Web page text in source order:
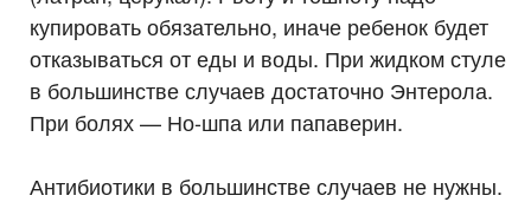
купировать обязательно, иначе ребенок будет
отказываться от еды и воды. При жидком стуле
в большинстве случаев достаточно Энтерола.
При болях — Но-шпа или папаверин.
Антибиотики в большинстве случаев не нужны.